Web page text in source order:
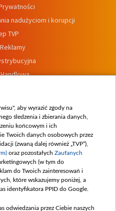
nadużyciom i korupcji
TVP
wewnętrznych
aby wyrazić zgody na
śledzenia i zbierania danych,
końcowym i ich
Twoich danych osobowych przez
(zwaną dalej również „TVP”),
oraz pozostałych Zaufanych
(w tym do
do Twoich zainteresowań i
które wskazujemy poniżej, a
identyfikatora PPID do Google.
odwiedzania przez Ciebie naszych